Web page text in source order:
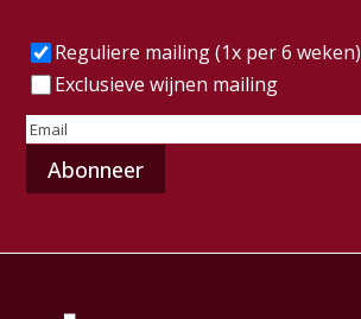
Frequentie(Vereist)
Reguliere mailing (1x per 6 weken)
Exclusieve wijnen mailing
E-
mailadres